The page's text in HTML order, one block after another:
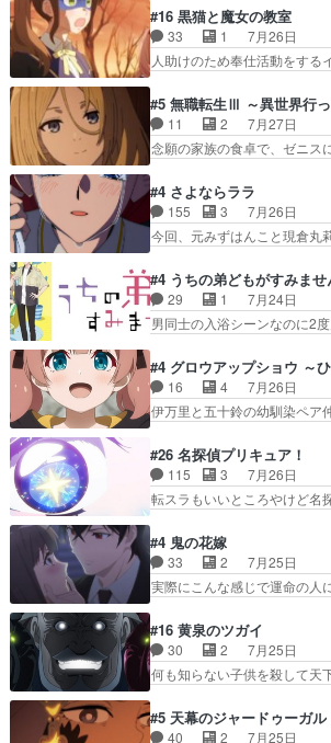
カノGirlfrien… 『アイドル
ー』にて「ア… 安木路佐ウ
したクォリ…
美咲さんと言えば幼女！ア
目的の為には人命も軽視す
キルが揃う。広い墓を捜索
なおどろおどろしいエピソ
レベのアニメ制作を日本に
る、もう騙し討ちは出来な
見ると一杯で怖いな。ア…
#16 黒猫と魔女の教室
33 1
7月26日
人助けのため奉仕活動を
とカストルの共通点は、魔
大群て…住民から迷惑がら
ングor進撃の巨人牡羊座の
オ・カストルという組み合
みかたが雑になってきてる
怖がりやったかあスピカな
新たな依頼サブタイトル…
#5 無職転生Ⅲ ～異世界行
11 2
7月27日
念願の家族の食卓で、ゼニ
ナリーゼの悪魔の囁きwク
囁きやめてくださいwおい
感情が出てきてて良い方
ABEMAで視聴しました。
相変わらずで草ルディ君釣
フィエットとロキシーとの
別れがあったり絶望の大…
#4 さよならララ
155 3
7月26日
今回、元みずはんこと現倉
様とは...本当の愛とは...な
ケとツッコミで笑わせつつ
リーにも登場人物にも全く
時の貧乏ゆすりとか、ラ…
に、ララは何を思うのだ…
話まで視聴。2026… ララの
に動き出した回。…
#4 うちの弟どもがすみませ
29 1
7月24日
男同士の入浴シーンなの
散歩って逃げるよね！糸と
倒見るのが1番大変そう糸
甘えさせるまでの糸と周り
えちゃうぞ宣言。思ったよ
目的を忘れてますますヤン
するのは嫌。世話を拒んで
で散歩させてたのか(*…
#4 グロウアップショウ ～
16 4
7月26日
伊万里と五十鈴の幼馴染ペ
や、これ素晴らしいコメデ
回なのにビキニじゃない！
推しの吾野伊万里ちゃん担
んの手品回であり水着回ね
タ教育のせいで瑞佳がヒモ
人前での苦手意識を抱えな
ストアで視聴しました。視…
#26 名探偵プリキュア！
115 3
7月26日
転スラもいいところやけど
なはプリキュア仲間には自
躍、敵を圧倒ってのはおお
エクレール初変身＆初戦闘
クレールは強いが力を制御
ッコロで始まってちょっ…
www実質まどマギやんけ…
レールが倒したビルであ…
#4 鬼の花嫁
33 2
7月25日
実際にこんな感じで運命の
の花嫁は一見すると甘い夢
んのご両親の登場ですこの
父さんが石田彰だったこと
の立場わかって無さすぎ
子にも優しいし可愛いしこ
#16 黄泉のツガイ
30 2
7月25日
何も知らない子供を殺して
いバトル回の最後に、予想
て作者が描きたいのは"ユル
#5 天幕のジャードゥーガル
40 2
7月25日